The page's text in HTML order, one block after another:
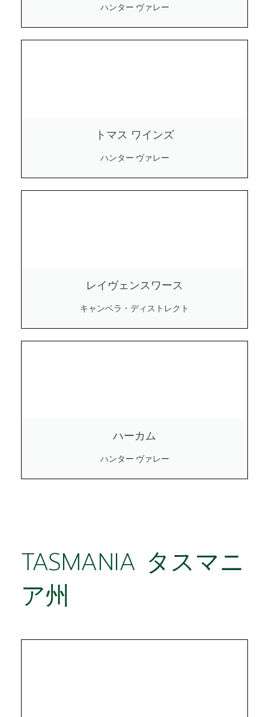
ハンター ヴァレー
トマス ワインズ
ハンター ヴァレー
レイヴェンスワース
キャンベラ・ディストレクト
ハーカム
ハンター ヴァレー
TASMANIA タスマニ
ア州